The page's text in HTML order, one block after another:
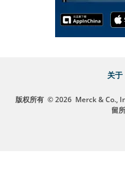
关于
版权所有 © 2026 Merck & Co.,
留